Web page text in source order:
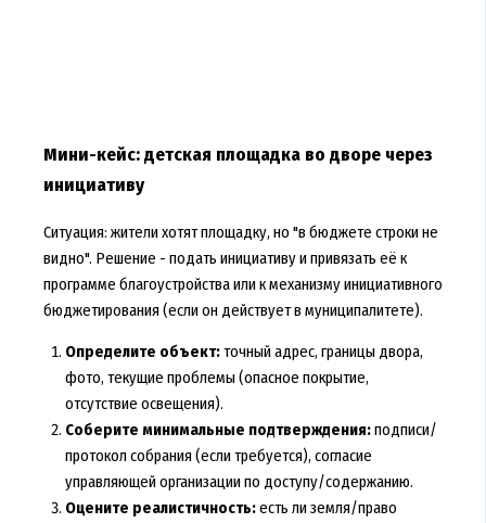
Мини-кейс: детская площадка во дворе через
инициативу
Ситуация: жители хотят площадку, но "в бюджете строки не
видно". Решение - подать инициативу и привязать её к
программе благоустройства или к механизму инициативного
бюджетирования (если он действует в муниципалитете).
Определите объект:точный адрес, границы двора,
фото, текущие проблемы (опасное покрытие,
отсутствие освещения).
Соберите минимальные подтверждения:подписи/
протокол собрания (если требуется), согласие
управляющей организации по доступу/содержанию.
Оцените реалистичность:есть ли земля/право